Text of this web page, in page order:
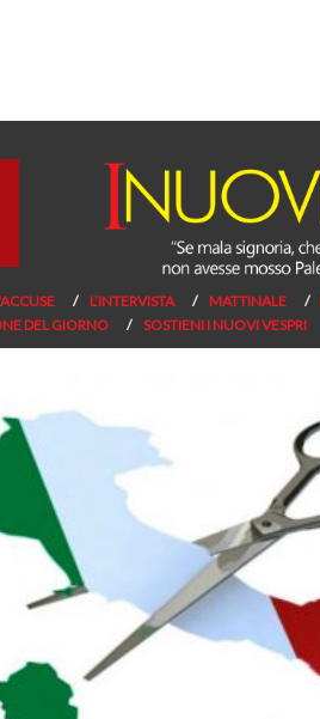
L’INTERVISTA MATTINALE
DEL GIORNO SOSTIENI I NUOVI VESPRI